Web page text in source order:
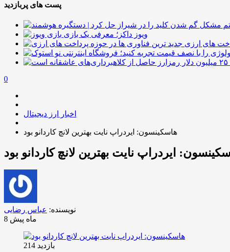
پست های پربازدید
ویوز داکز؛ معرفی یک بازی
های ارزی
0
اخبار ارز دیجیتال
هاسکینسون: ایردراپ نایت بهترین لانچ کاردانو بود
ایردراپ نایت بهترین لانچ کاردانو بود
نویسنده: عباس رضایی
8 ماه پیش
بازدید 214